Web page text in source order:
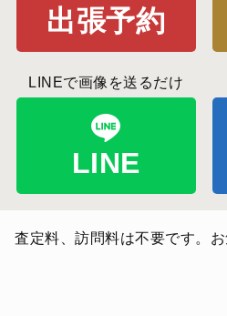
出張予約
LINEで画像を送るだけ
LINE
査定料、訪問料は不要です。